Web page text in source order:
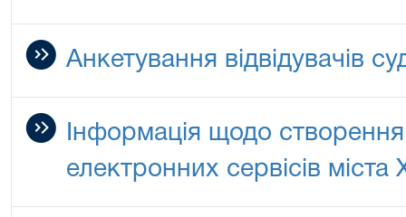
Анкетування відвідувачів
Інформація щодо
електронних сервісів міста